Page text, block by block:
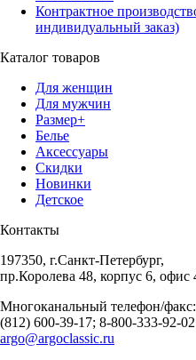
Контрактное
индивидуальный заказ)
Каталог товаров
Для женщин
Для мужчин
Размер+
Белье
Аксессуары
Скидки
Новинки
Детское
Контакты
197350, г.Санкт-Петербург,
пр.Королева 48, корпус 6, офис
Многоканальный телефон/факс:
(812) 600-39-17; 8-800-333-92-
argo@argoclassic.ru